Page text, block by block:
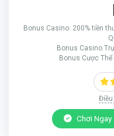
Bonus Casino: 200% tiền
Bonus Casino
Bonus Cược
Điều
Chơi Ngay